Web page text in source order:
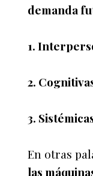
demanda
1.
2.
3.
En otras
las